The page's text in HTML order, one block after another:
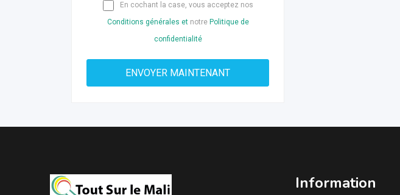
En cochant la case, vous acceptez nos
Conditions générales etnotre Politique de
confidentialité
Information